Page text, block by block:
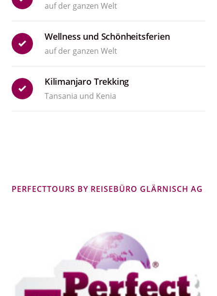
auf der ganzen Welt
Wellness und Schönheitsferien
auf der ganzen Welt
Kilimanjaro Trekking
Tansania und Kenia
PERFECTTOURS BY REISEBÜRO GLÄRNISCH AG